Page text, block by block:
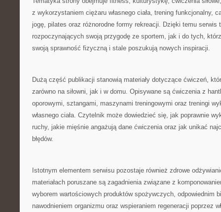
z wykorzystaniem ciężaru własnego ciała, trening funkcjonalny,
jogę, pilates oraz różnorodne formy rekreacji. Dzięki temu serwis
rozpoczynających swoją przygodę ze sportem, jak i do tych,
swoją sprawność fizyczną i stale poszukują nowych inspiracji.
Dużą część publikacji stanowią materiały dotyczące ćwiczeń,
zarówno na siłowni, jak i w domu. Opisywane są ćwiczenia z
oporowymi, sztangami, maszynami treningowymi oraz treningi
własnego ciała. Czytelnik może dowiedzieć się, jak poprawnie
ruchy, jakie mięśnie angażują dane ćwiczenia oraz jak unikać
błędów.
Istotnym elementem serwisu pozostaje również zdrowe
materiałach poruszane są zagadnienia związane z
wyborem wartościowych produktów spożywczych, odpowiednim
nawodnieniem organizmu oraz wspieraniem regeneracji poprzez